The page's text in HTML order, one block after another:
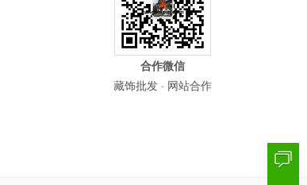
合作微信
藏饰批发 · 网站合作